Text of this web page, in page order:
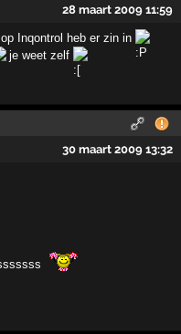
28 maart 2009 11:59
Inqontrol heb er zin in
je weet zelf
30 maart 2009 13:32